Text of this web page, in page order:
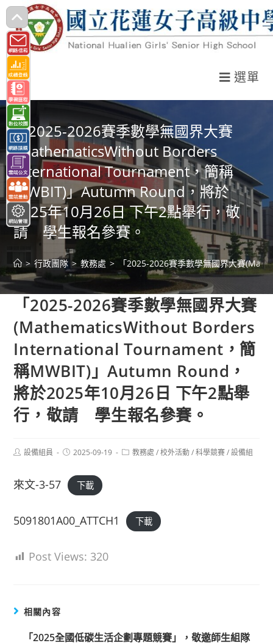
跳
轉
至
主
要
內
容
選單
「2025-2026賽季數學無國界大賽
(MathematicsWithout Borders
International Tournament，簡稱
MWBIT)」Autumn Round，將於
2025年10月26日 下午2點舉行，敬
請 學生報名參賽。
> 行政團隊 > 教務處 > 「2025-2026賽季數學無國界大賽
「2025-2026賽季數學無國界大賽
(MathematicsWithout Borders
International Tournament，簡
稱MWBIT)」Autumn Round，
將於2025年10月26日 下午2點舉
行，敬請 學生報名參賽。
Post設備組員
Post2025-09-19
Post教務處 / 校外活動 / 科學競賽 / 設備組
來文-3-57 下載
5091801A00_ATTCH1 下載
Post Views: 320
相關內容
「2025全國低碳生活企劃專題競賽」，敬邀師生組隊